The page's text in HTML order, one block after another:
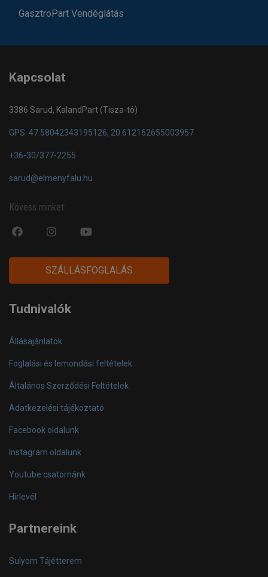
GasztroPart Vendéglátás
Kapcsolat
3386 Sarud, KalandPart (Tisza-tó)
GPS: 47.58042343195126, 20.612162655003957
+36-30/377-2255
sarud@elmenyfalu.hu
Kövess minket:
fa
facebook-
official
instagram
fa
youtube-
play
SZÁLLÁSFOGLALÁS
Tudnivalók
Állásajánlatok
Foglalási és lemondási feltételek
Általános Szerződési Feltételek
Adatkezelési tájékoztató
Facebook oldalunk
Instagram oldalunk
Youtube csatornánk
Hírlevél
Partnereink
Sulyom Tájétterem